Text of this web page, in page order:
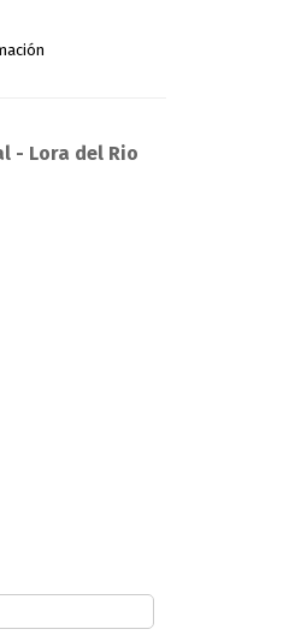
- Lora del Rio